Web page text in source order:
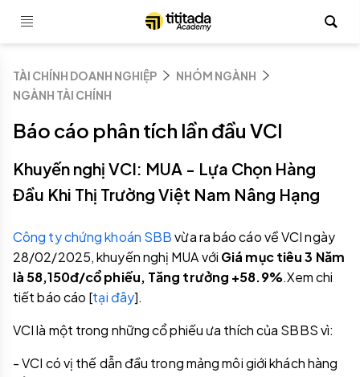
TÀI CHÍNH DOANH NGHIỆP
NHÓM NGÀNH
NGÀNH TÀI CHÍNH
Báo cáo phân tích lần đầu VCI
Khuyến nghị VCI: MUA - Lựa Chọn Hàng
Đầu Khi Thị Trường Việt Nam Nâng Hạng
Công ty chứng khoán SBBvừa ra báo cáo về VCI ngày
28/02/2025, khuyến nghị MUA với Giá mục tiêu 3 Năm
là 58,150đ/cổ phiếu, Tăng trưởng +58.9%.Xem chi
tiết báo cáo [tại đây].
VCI là một trong những cổ phiếu ưa thích của SBBS vì:
- VCI có vị thế dẫn đầu trong mảng môi giới khách hàng